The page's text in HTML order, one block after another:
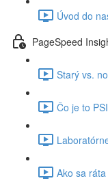
Úvod do
PageSpeed
Starý vs.
Čo je to
Ako sa